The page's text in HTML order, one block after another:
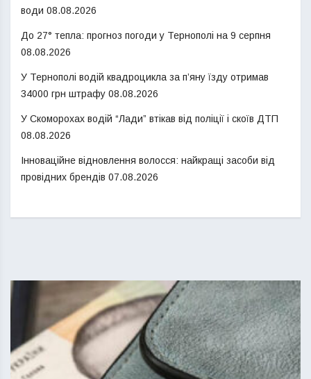
води 08.08.2026
До 27° тепла: прогноз погоди у Тернополі на 9 серпня
08.08.2026
У Тернополі водій квадроцикла за п’яну їзду отримав
34000 грн штрафу 08.08.2026
У Скоморохах водій “Лади” втікав від поліції і скоїв ДТП
08.08.2026
Інноваційне відновлення волосся: найкращі засоби від
провідних брендів 07.08.2026